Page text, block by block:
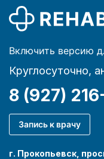
Включить версию
Круглосуточно,
8 (927)
Запись к врачу
г. Прокопьевск,